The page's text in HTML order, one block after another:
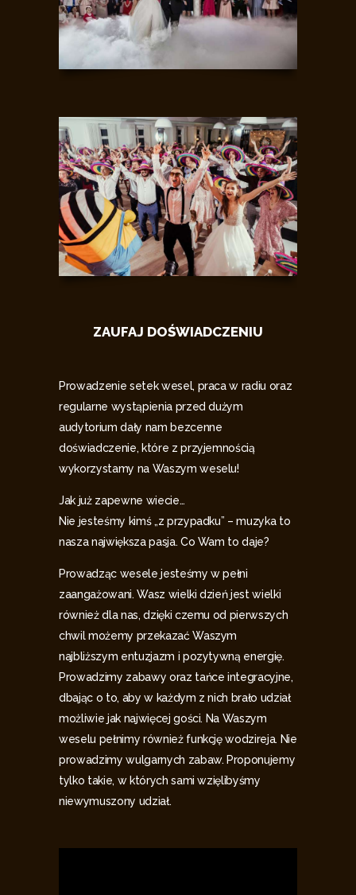
ZAUFAJ DOŚWIADCZENIU
Prowadzenie setek wesel, praca w radiu oraz
regularne wystąpienia przed dużym
audytorium dały nam bezcenne
doświadczenie, które z przyjemnością
wykorzystamy na Waszym weselu!
Jak już zapewne wiecie…
Nie jesteśmy kimś „z przypadku” – muzyka to
nasza największa pasja. Co Wam to daje?
Prowadząc wesele jesteśmy w pełni
zaangażowani. Wasz wielki dzień jest wielki
również dla nas, dzięki czemu od pierwszych
chwil możemy przekazać Waszym
najbliższym entuzjazm i pozytywną energię.
Prowadzimy zabawy oraz tańce integracyjne,
dbając o to, aby w każdym z nich brało udział
możliwie jak najwięcej gości. Na Waszym
weselu pełnimy również funkcję wodzireja. Nie
prowadzimy wulgarnych zabaw. Proponujemy
tylko takie, w których sami wzięlibyśmy
niewymuszony udział.